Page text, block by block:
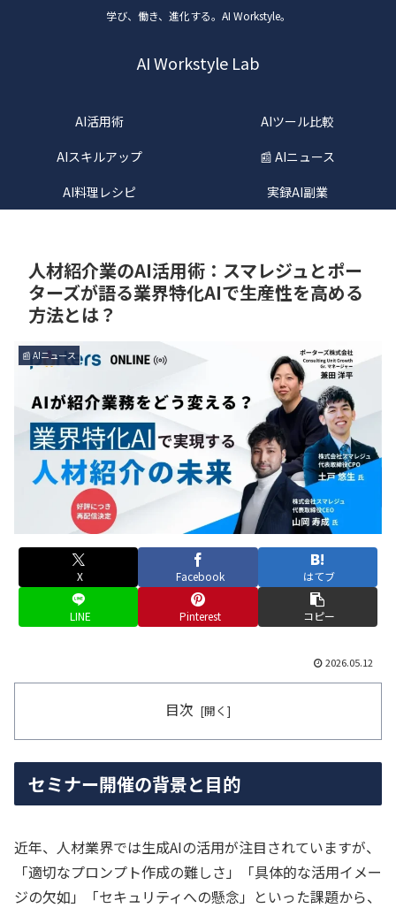
学び、働き、進化する。AI Workstyle。
AI Workstyle Lab
AI活用術
AIツール比較
AIスキルアップ
📰 AIニュース
AI料理レシピ
実録AI副業
人材紹介業のAI活用術：スマレジュとポー
ターズが語る業界特化AIで生産性を高める
方法とは？
📰 AIニュース
X Facebook はてブ
LINE Pinterest コピー
2026.05.12
目次
セミナー開催の背景と目的
近年、人材業界では生成AIの活用が注目されていますが、
「適切なプロンプト作成の難しさ」「具体的な活用イメー
ジの欠如」「セキュリティへの懸念」といった課題から、